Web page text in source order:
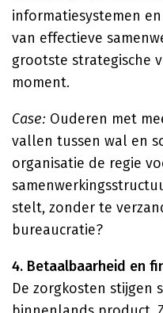
informatiesystemen
van effectieve
grootste strategische
moment.
Case: Ouderen met
vallen tussen wal en
organisatie de regie
stelt, zonder te
bureaucratie?
4. Betaalbaarheid en
De zorgkosten